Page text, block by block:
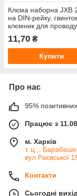
Клєма наборна JXB
на DIN-рейку,
клємник для
мм²
11,70 ₴
Купити
Про нас
95% позитивних
Працює з
м. Харків
т. ц ,,
вул.Раєвської
Контакти
Сьогодні